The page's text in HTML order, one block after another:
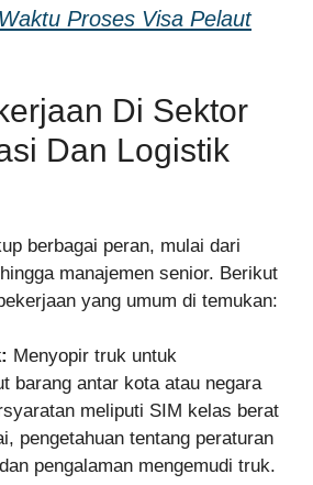
Waktu Proses Visa Pelaut
Di Sektor
Dan Logistik
berbagai peran, mulai dari
manajemen senior. Berikut
yang umum di temukan:
Menyopir truk untuk
barang antar kota atau negara
meliputi SIM kelas berat
pengetahuan tentang peraturan
pengalaman mengemudi truk.